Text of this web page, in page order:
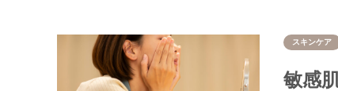
スキンケア
敏感